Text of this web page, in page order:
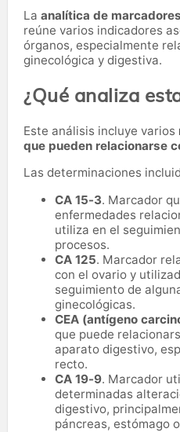
La analítica de
reúne varios indicadores
órganos, especialmente
ginecológica y digestiva.
¿Qué analiza
Este análisis incluye varios
que pueden relacionarse
Las determinaciones
CA 15-3. Marcador
enfermedades
utiliza en el
procesos.
CA 125. Marcador
con el ovario y
seguimiento de
ginecológicas.
CEA (antígeno
que puede
aparato digestivo,
recto.
CA 19-9. Marcador
determinadas
digestivo,
páncreas, estómago